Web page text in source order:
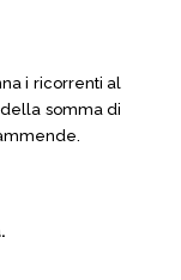
i ricorrenti al
somma di